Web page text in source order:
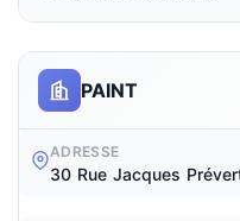
PAINT
ADRESSE
30 Rue Jacques